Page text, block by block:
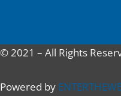
© 2021 – All Rights
Powered by